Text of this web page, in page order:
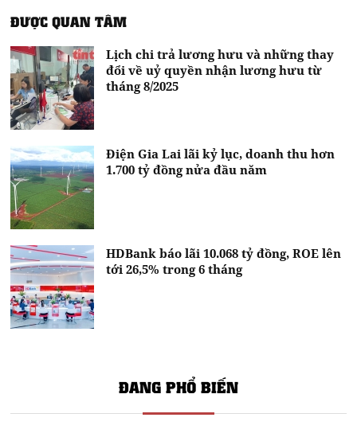
ĐƯỢC QUAN TÂM
Lịch chi trả lương hưu và những thay
đổi về uỷ quyền nhận lương hưu từ
tháng 8/2025
Điện Gia Lai lãi kỷ lục, doanh thu hơn
1.700 tỷ đồng nửa đầu năm
HDBank báo lãi 10.068 tỷ đồng, ROE lên
tới 26,5% trong 6 tháng
ĐANG PHỔ BIẾN